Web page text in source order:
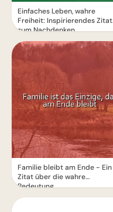
Einfaches Leben, wahre
Freiheit: Inspirierendes Zitat
zum Nachdenken.
Familie bleibt am Ende - Ein
Zitat über die wahre
Bedeutung